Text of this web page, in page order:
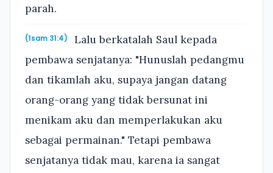
parah.
(1sam 31:4)
Lalu berkatalah Saul kepada
pembawa senjatanya: "Hunuslah pedangmu
dan tikamlah aku, supaya jangan datang
orang-orang yang tidak bersunat ini
menikam aku dan memperlakukan aku
sebagai permainan." Tetapi pembawa
senjatanya tidak mau, karena ia sangat